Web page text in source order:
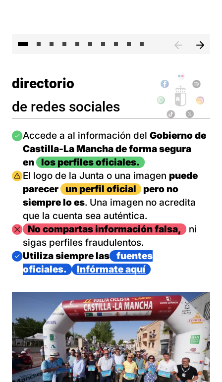
directorio
de redes sociales
Imagen
Accede a al información del Gobierno de
Castilla-La Mancha de forma segura
en
los perfiles oficiales.
Imagen
El logo de la Junta o una imagen puede
parecer
un perfil oficial
pero no
siempre lo es. Una imagen no acredita
que la cuenta sea auténtica.
ImagenNo compartas información falsa,
ni
sigas perfiles fraudulentos.
Imagen
Utiliza siempre las
fuentes
oficiales.
Infórmate aquí